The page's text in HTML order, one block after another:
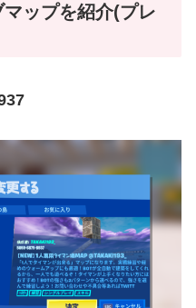
ップを紹介(プレ